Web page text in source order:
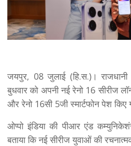
जयपुर, 08 जुलाई (हि.स.)।
बुधवार को अपनी नई रेनो 16 सीरीज
और रेनो 16सी 5जी स्मार्टफोन पेश किए
ओप्पो इंडिया की पीआर एंड
बताया कि नई सीरीज युवाओं की